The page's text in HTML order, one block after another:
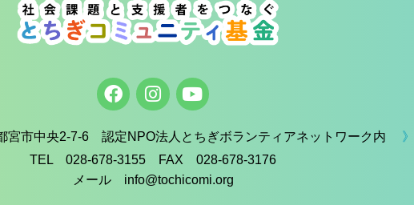
宮市中央2-7-6 認定NPO法人とちぎボランティアネットワーク内
TEL 028-678-3155 FAX 028-678-3176
メール info@tochicomi.org